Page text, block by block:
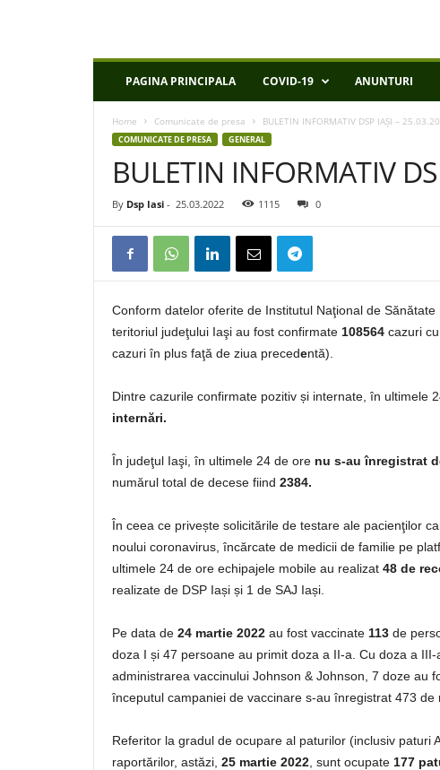
P
PAGINA PRINCIPALA COVID-19 ANUNTURI
Home Comunicate de presa BULETIN INFORMATIV DSP IAȘI –
COMUNICATE DE PRESA GENERAL
BULETIN INFORMATIV
By Dsp Iasi - 25.03.2022 1115 0
Conform datelor oferite de Institutul Naţional de Sănătate
teritoriul judeţului Iaşi au fost confirmate 108564 cazuri
cazuri în plus faţă de ziua precedentă).
Dintre cazurile confirmate pozitiv și internate, în ultimele
internări.
În judeţul Iaşi, în ultimele 24 de ore nu s-au înregistrat
numărul total de decese fiind 2384.
În ceea ce privește solicitările de testare ale pacienţilor
noului coronavirus, încărcate de medicii de familie pe
ultimele 24 de ore echipajele mobile au realizat 48 de
realizate de DSP Iași și 1 de SAJ Iași.
Pe data de 24 martie 2022 au fost vaccinate 113 de
doza I și 47 persoane au primit doza a II-a. Cu doza a
administrarea vaccinului Johnson & Johnson, 7 doze au
începutul campaniei de vaccinare s-au înregistrat 473 de
Referitor la gradul de ocupare al paturilor (inclusiv paturi
raportărilor, astăzi, 25 martie 2022 , sunt ocupate 177